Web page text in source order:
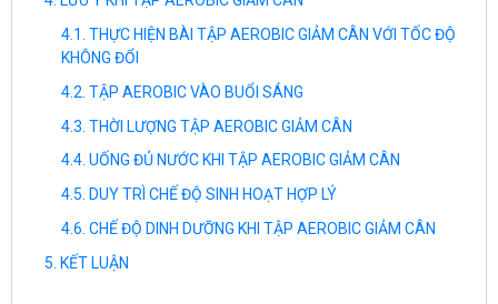
THỰC HIỆN BÀI TẬP AEROBIC GIẢM CÂN VỚI TỐC ĐỘ
KHÔNG ĐỔI
TẬP AEROBIC VÀO BUỔI SÁNG
THỜI LƯỢNG TẬP AEROBIC GIẢM CÂN
UỐNG ĐỦ NƯỚC KHI TẬP AEROBIC GIẢM CÂN
DUY TRÌ CHẾ ĐỘ SINH HOẠT HỢP LÝ
CHẾ ĐỘ DINH DƯỠNG KHI TẬP AEROBIC GIẢM CÂN
KẾT LUẬN